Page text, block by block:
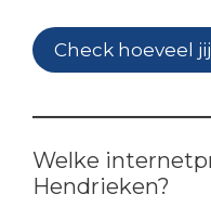
Check hoeveel
Welke
Hendrieken?